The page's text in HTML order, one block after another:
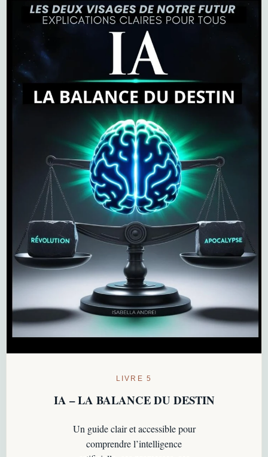
LIVRE 5
IA – LA BALANCE DU DESTIN
Un guide clair et accessible pour
comprendre l’intelligence